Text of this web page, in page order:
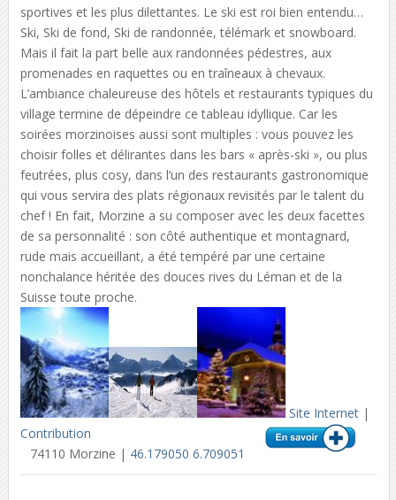
sportives et les plus dilettantes. Le ski est roi bien entendu…
Ski, Ski de fond, Ski de randonnée, télémark et snowboard.
Mais il fait la part belle aux randonnées pédestres, aux
promenades en raquettes ou en traîneaux à chevaux.
L’ambiance chaleureuse des hôtels et restaurants typiques du
village termine de dépeindre ce tableau idyllique. Car les
soirées morzinoises aussi sont multiples : vous pouvez les
choisir folles et délirantes dans les bars « après-ski », ou plus
feutrées, plus cosy, dans l’un des restaurants gastronomique
qui vous servira des plats régionaux revisités par le talent du
chef ! En fait, Morzine a su composer avec les deux facettes
de sa personnalité : son côté authentique et montagnard,
rude mais accueillant, a été tempéré par une certaine
nonchalance héritée des douces rives du Léman et de la
Suisse toute proche.
Site Internet|
Contribution
74110 Morzine | 46.179050 6.709051